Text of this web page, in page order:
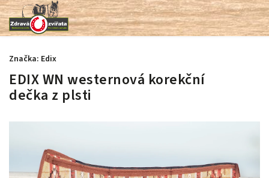
EDIX WN westernová korekční
dečka z plsti
Značka: Edix